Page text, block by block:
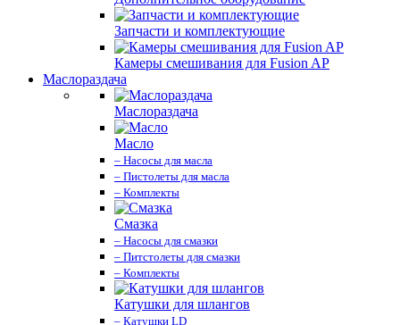
Запчасти и комплектующие
Камеры смешивания для Fusion AP
Маслораздача
Маслораздача
Масло
– Насосы для масла
– Пистолеты для масла
– Комплекты
Смазка
– Насосы для смазки
– Питстолеты для смазки
– Комплекты
Катушки для шлангов
– Катушки LD